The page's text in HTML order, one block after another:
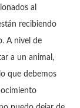
al
recibiendo
A nivel de
a un animal,
que debemos